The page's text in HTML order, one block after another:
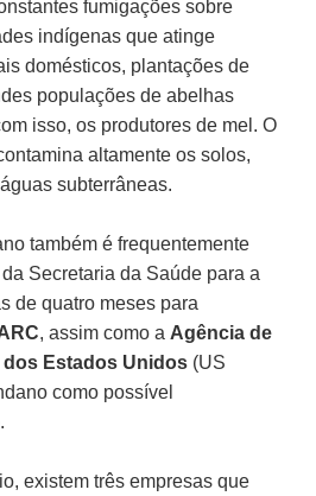
fumigações sobre
indígenas que atinge
domésticos, plantações de
populações de abelhas
isso, os produtores de mel. O
altamente os solos,
subterrâneas.
também é frequentemente
Secretaria da Saúde para a
de quatro meses para
, assim como a Agência de
dos Estados Unidos (US
como possível
existem três empresas que